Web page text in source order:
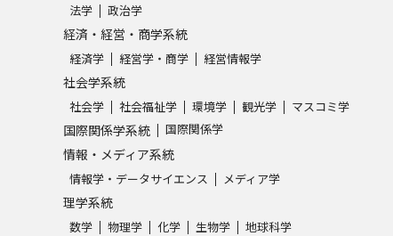
法学 政治学
経済・経営・商学系統
経済学 経営学・商学 経営情報学
社会学系統
社会学 社会福祉学 環境学 観光学 マスコミ学
国際関係学系統 国際関係学
情報・メディア系統
情報学・データサイエンス メディア学
理学系統
数学 物理学 化学 生物学 地球科学